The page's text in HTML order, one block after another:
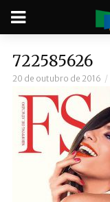
722585626
20 de outubro de 2016